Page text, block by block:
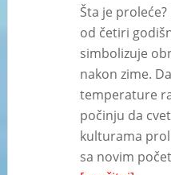
Šta je
od četiri
simbolizuje
nakon zime.
temperature
počinju da
kulturama
sa novim